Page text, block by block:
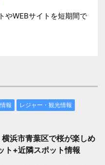
やWEBサイトを短期間で
報 レジャー・観光情報
横浜市青葉区で桜が楽しめ
ト+近隣スポット情報